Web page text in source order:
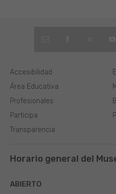
Área Educativa
Profesionales
Participa
Transparencia
Accesibilidad
Horario general del
ABIERTO